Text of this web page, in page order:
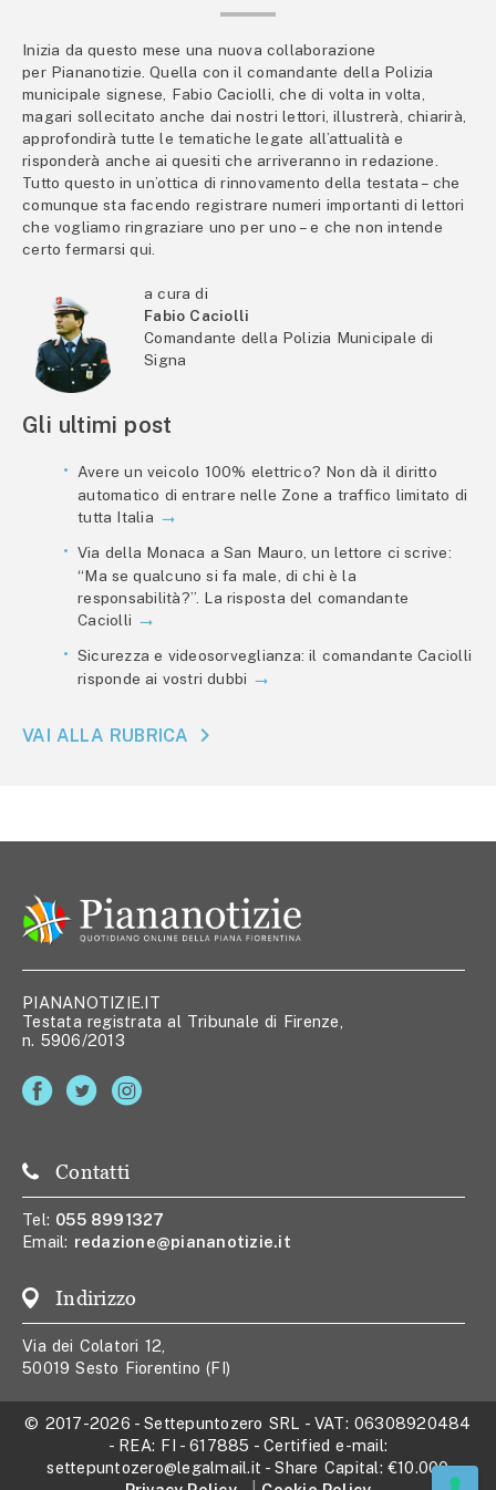
Inizia da questo mese una nuova collaborazione
per Piananotizie. Quella con il comandante della Polizia
municipale signese, Fabio Caciolli, che di volta in volta,
magari sollecitato anche dai nostri lettori, illustrerà, chiarirà,
approfondirà tutte le tematiche legate all’attualità e
risponderà anche ai quesiti che arriveranno in redazione.
Tutto questo in un’ottica di rinnovamento della testata – che
comunque sta facendo registrare numeri importanti di lettori
che vogliamo ringraziare uno per uno – e che non intende
certo fermarsi qui.
a cura di
Fabio Caciolli
Comandante della Polizia Municipale di
Signa
Gli ultimi post
Avere un veicolo 100% elettrico? Non dà il diritto
automatico di entrare nelle Zone a traffico limitato di
tutta Italia
Via della Monaca a San Mauro, un lettore ci scrive:
“Ma se qualcuno si fa male, di chi è la
responsabilità?”. La risposta del comandante
Caciolli
Sicurezza e videosorveglianza: il comandante Caciolli
risponde ai vostri dubbi
VAI ALLA RUBRICA
PIANANOTIZIE.IT
Testata registrata al Tribunale di Firenze,
n. 5906/2013
Contatti
Tel: 055 8991327
Email: redazione@piananotizie.it
Indirizzo
Via dei Colatori 12,
50019 Sesto Fiorentino (FI)
© 2017-2026 -Settepuntozero SRL - VAT: 06308920484
- REA: FI - 617885 - Certified e-mail:
settepuntozero@legalmail.it - Share Capital:€10.000